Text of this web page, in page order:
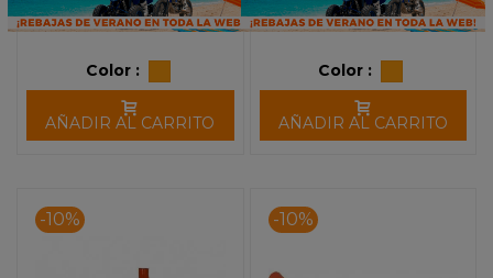
Color :
AÑADIR AL CARRITO
Color :
AÑADIR AL CARRITO
-10% -10%